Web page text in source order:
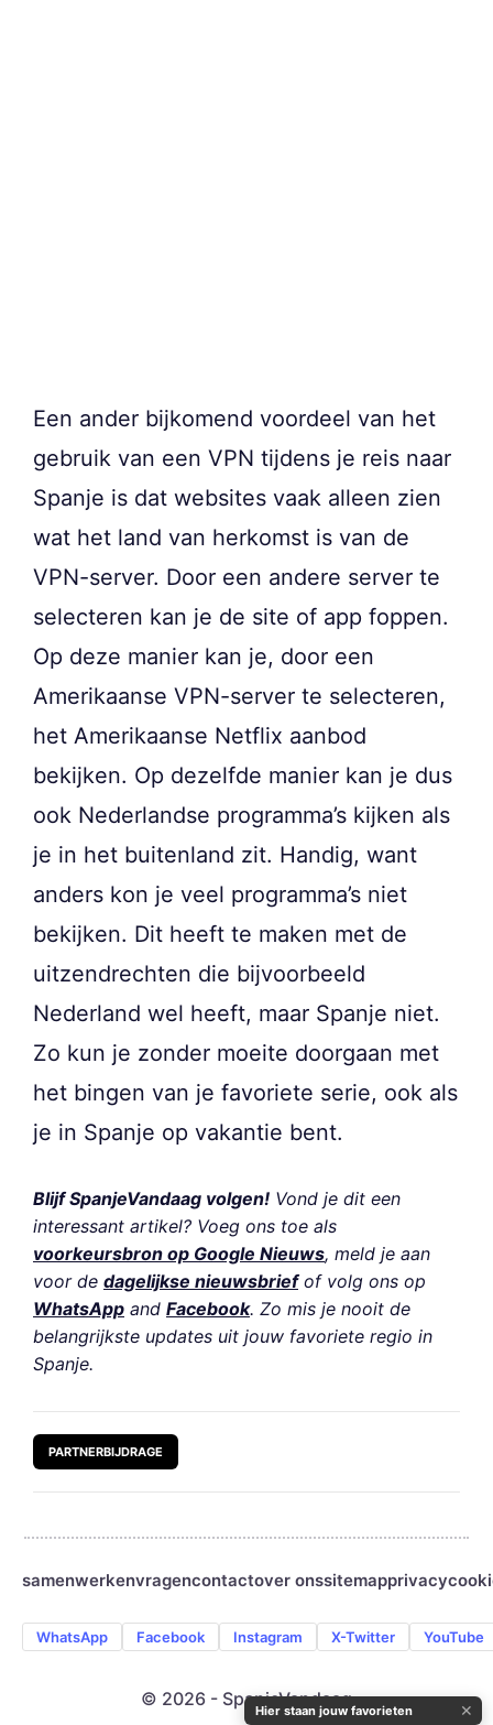
Een ander bijkomend voordeel van het
gebruik van een VPN tijdens je reis naar
Spanje is dat websites vaak alleen zien
wat het land van herkomst is van de
VPN-server. Door een andere server te
selecteren kan je de site of app foppen.
Op deze manier kan je, door een
Amerikaanse VPN-server te selecteren,
het Amerikaanse Netflix aanbod
bekijken. Op dezelfde manier kan je dus
ook Nederlandse programma’s kijken als
je in het buitenland zit. Handig, want
anders kon je veel programma’s niet
bekijken. Dit heeft te maken met de
uitzendrechten die bijvoorbeeld
Nederland wel heeft, maar Spanje niet.
Zo kun je zonder moeite doorgaan met
het bingen van je favoriete serie, ook als
je in Spanje op vakantie bent.
Blijf SpanjeVandaag volgen! Vond je dit een
interessant artikel? Voeg ons toe als
voorkeursbron op Google Nieuws, meld je aan
voor de dagelijkse nieuwsbriefof volg ons op
WhatsApp and Facebook. Zo mis je nooit de
belangrijkste updates uit jouw favoriete regio in
Spanje.
PARTNERBIJDRAGE
samenwerkenvragencontactover onssitemapprivacy
WhatsApp Facebook Instagram X-Twitter YouTube
© 2026 - SpanjeVandaag
Hier staan jouw favorieten ✕